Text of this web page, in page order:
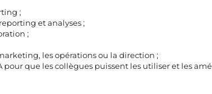
;
et analyses ;
;
les opérations ou la direction ;
que les collègues puissent les utiliser et les